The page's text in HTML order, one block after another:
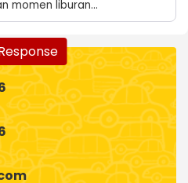
momen liburan...